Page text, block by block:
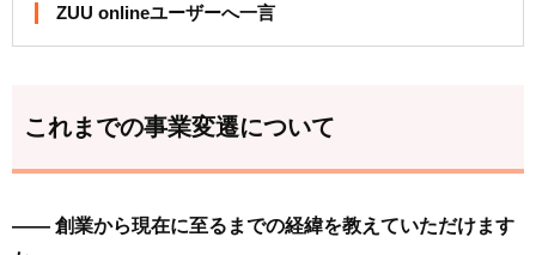
ZUU onlineユーザーへ一言
これまでの事業変遷について
—— 創業から現在に至るまでの経緯を教えていただけます